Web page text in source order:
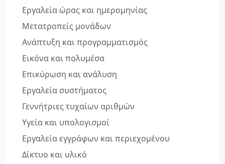
Εργαλεία ώρας και ημερομηνίας
Μετατροπείς μονάδων
Ανάπτυξη και προγραμματισμός
Εικόνα και πολυμέσα
Επικύρωση και ανάλυση
Εργαλεία συστήματος
Γεννήτριες τυχαίων αριθμών
Υγεία και υπολογισμοί
Εργαλεία εγγράφων και περιεχομένου
Δίκτυο και υλικό